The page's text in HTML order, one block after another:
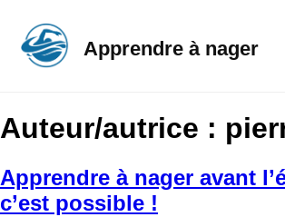
Apprendre à nager
Auteur/autrice :
Apprendre à nager avant
c’est possible !